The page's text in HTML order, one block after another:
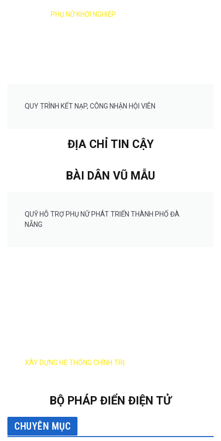
PHỤ NỮ KHỞI NGHIỆP
QUY TRÌNH KẾT NẠP, CÔNG NHẬN HỘI VIÊN
ĐỊA CHỈ TIN CẬY
BÀI DÂN VŨ MẪU
QUỸ HỖ TRỢ PHỤ NỮ PHÁT TRIỂN THÀNH PHỐ ĐÀ
NẴNG
XÂY DỰNG HỆ THỐNG CHÍNH TRỊ
BỘ PHÁP ĐIỂN ĐIỆN TỬ
CHUYÊN MỤC